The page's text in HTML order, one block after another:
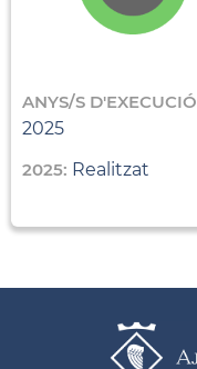
ANYS/S D'EXECUCIÓ
2025
2025: Realitzat